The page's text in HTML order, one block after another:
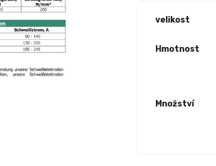
velikost
Hmotnost
Množství